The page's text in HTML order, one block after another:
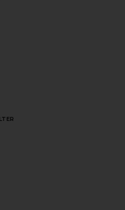
ICON TO SEE MORE OPTIONS